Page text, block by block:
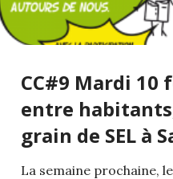
CC#9 Mardi 10
entre
grain de SEL à
La semaine prochaine,